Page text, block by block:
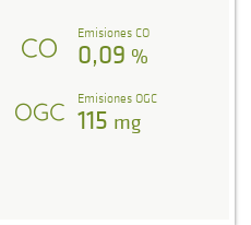
Emisiones CO
0,09 %
Emisiones OGC
115 mg